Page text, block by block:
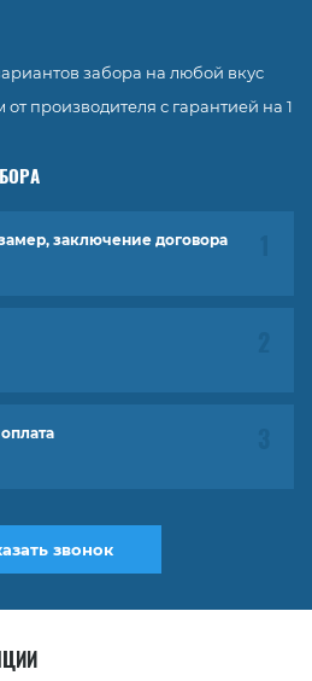
забора на любой вкус
производителя с гарантией на 1
заключение договора
звонок